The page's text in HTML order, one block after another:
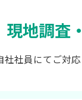
現地調査
社社員にてご対応